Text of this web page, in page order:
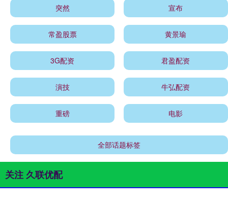
突然 宣布
常盈股票 黄景瑜
3G配资 君盈配资
演技 牛弘配资
重磅 电影
全部话题标签
关注 久联优配